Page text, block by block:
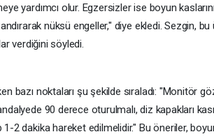
yardımcı olur. Egzersizler ise boyun
nüksü engeller," diye ekledi. Sezgin,
verdiğini söyledi.
bazı noktaları şu şekilde sıraladı: "Monitör
90 derece oturulmalı, diz kapakları
2 dakika hareket edilmelidir." Bu öneriler,